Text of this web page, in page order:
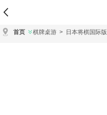
首页 棋牌桌游 > 日本将棋国际版